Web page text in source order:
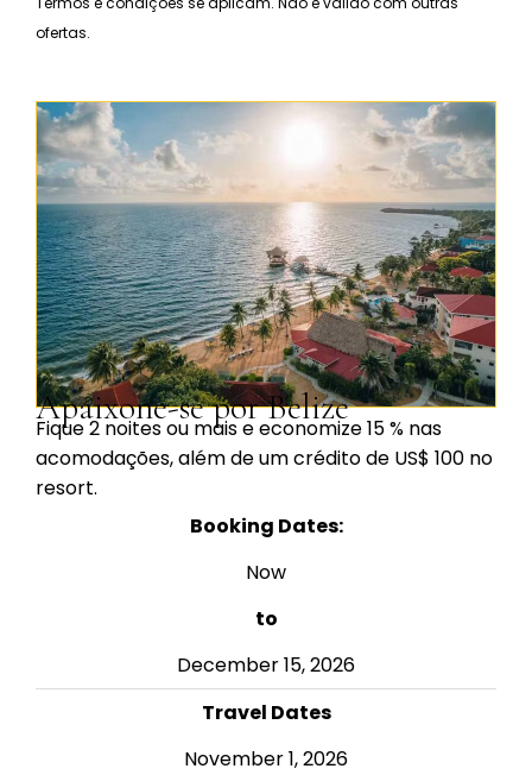
ofertas.
Apaixone-se por Belize
Fique 2 noites ou mais e economize 15 % nas
acomodações, além de um crédito de US$ 100 no
resort.
Booking Dates:
Now
to
December 15, 2026
Travel Dates
November 1, 2026